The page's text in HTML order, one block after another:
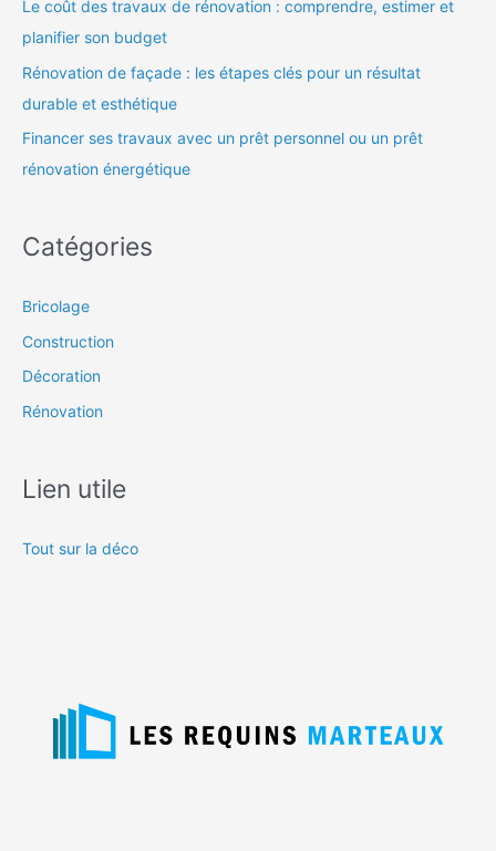
Le coût des travaux de rénovation : comprendre, estimer et
planifier son budget
Rénovation de façade : les étapes clés pour un résultat
durable et esthétique
Financer ses travaux avec un prêt personnel ou un prêt
rénovation énergétique
Catégories
Bricolage
Construction
Décoration
Rénovation
Lien utile
Tout sur la déco